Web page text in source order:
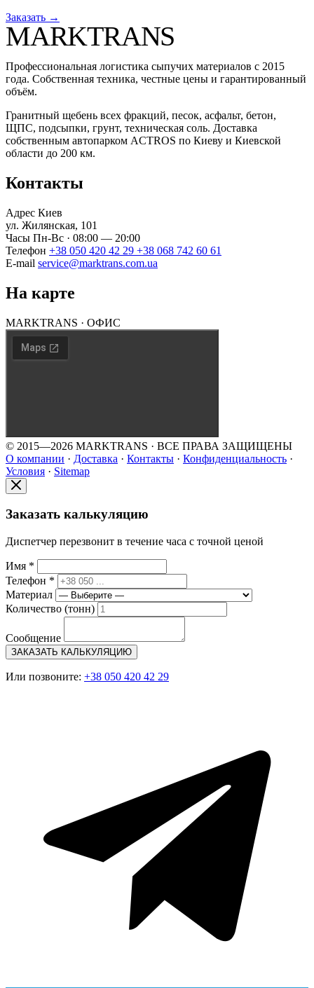
Заказать →
MARKTRANS
Профессиональная логистика сыпучих материалов с 2015
года. Собственная техника, честные цены и гарантированный
объём.
Гранитный щебень всех фракций, песок, асфальт, бетон,
ЩПС, подсыпки, грунт, техническая соль. Доставка
собственным автопарком ACTROS по Киеву и Киевской
области до 200 км.
Контакты
Адрес Киев
ул. Жилянская, 101
Часы Пн-Вс · 08:00 — 20:00
Телефон +38 050 420 42 29 +38 068 742 60 61
E-mail service@marktrans.com.ua
На карте
MARKTRANS · ОФИС
© 2015—2026 MARKTRANS · ВСЕ ПРАВА ЗАЩИЩЕНЫ
О компании · Доставка · Контакты · Конфиденциальность ·
Условия · Sitemap
Заказать калькуляцию
Диспетчер перезвонит в течение часа с точной ценой
Имя *
Телефон *
Материал
Количество (тонн)
Сообщение
ЗАКАЗАТЬ КАЛЬКУЛЯЦИЮ
Или позвоните: +38 050 420 42 29